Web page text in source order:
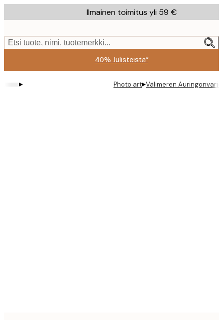
to
content.
Ilmainen toimitus yli 59 €
Etsi tuote, nimi, tuotemerkki...
40% Julisteista*
▸ Photo art▸Välimeren